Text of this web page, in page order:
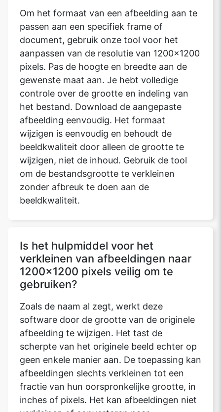
Om het formaat van een afbeelding aan te
passen aan een specifiek frame of
document, gebruik onze tool voor het
aanpassen van de resolutie van 1200x1200
pixels. Pas de hoogte en breedte aan de
gewenste maat aan. Je hebt volledige
controle over de grootte en indeling van
het bestand. Download de aangepaste
afbeelding eenvoudig. Het formaat
wijzigen is eenvoudig en behoudt de
beeldkwaliteit door alleen de grootte te
wijzigen, niet de inhoud. Gebruik de tool
om de bestandsgrootte te verkleinen
zonder afbreuk te doen aan de
beeldkwaliteit.
Is het hulpmiddel voor het
verkleinen van afbeeldingen naar
1200x1200 pixels veilig om te
gebruiken?
Zoals de naam al zegt, werkt deze
software door de grootte van de originele
afbeelding te wijzigen. Het tast de
scherpte van het originele beeld echter op
geen enkele manier aan. De toepassing kan
afbeeldingen slechts verkleinen tot een
fractie van hun oorspronkelijke grootte, in
inches of pixels. Het kan afbeeldingen niet